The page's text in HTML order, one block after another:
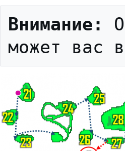
Внимание: